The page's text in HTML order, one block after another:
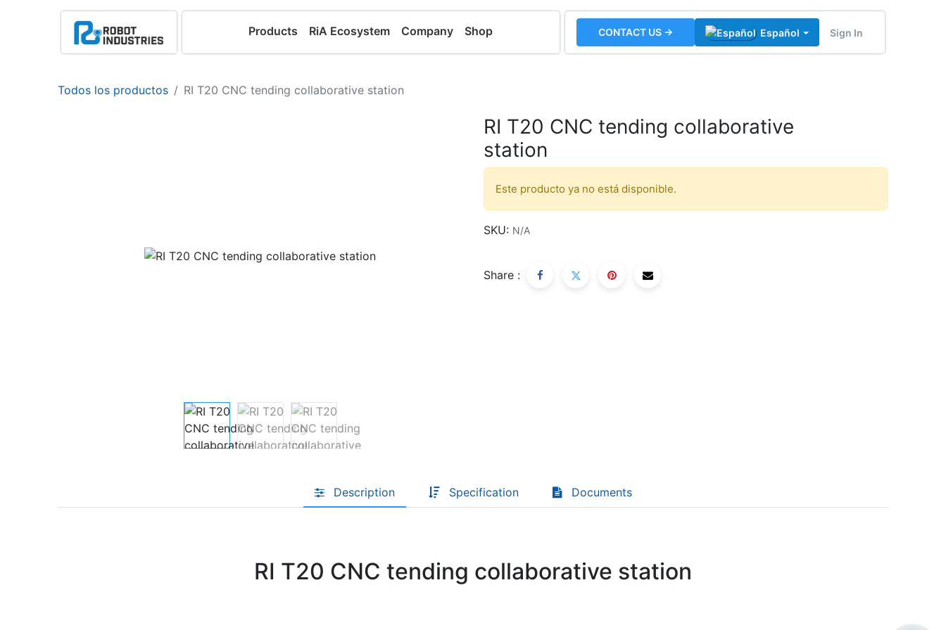
Products RiA Ecosystem Company Shop CONTACT US → Español Sign In
Todos los productos RI T20 CNC tending collaborative station
RI T20 CNC tending collaborative
station
Este producto ya no está disponible.
SKU: N/A
Share :
Description Specification Documents
RI T20 CNC tending collaborative station
Află mai mult Discută cu RiA